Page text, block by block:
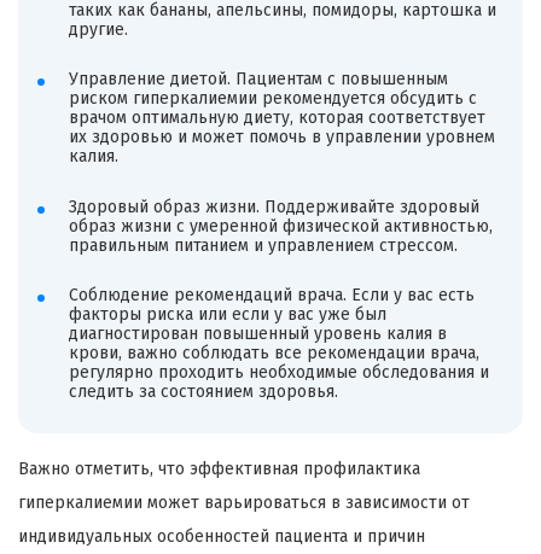
таких как бананы, апельсины, помидоры, картошка и
другие.
Управление диетой. Пациентам с повышенным
риском гиперкалиемии рекомендуется обсудить с
врачом оптимальную диету, которая соответствует
их здоровью и может помочь в управлении уровнем
калия.
Здоровый образ жизни. Поддерживайте здоровый
образ жизни с умеренной физической активностью,
правильным питанием и управлением стрессом.
Соблюдение рекомендаций врача. Если у вас есть
факторы риска или если у вас уже был
диагностирован повышенный уровень калия в
крови, важно соблюдать все рекомендации врача,
регулярно проходить необходимые обследования и
следить за состоянием здоровья.
Важно отметить, что эффективная профилактика
гиперкалиемии может варьироваться в зависимости от
индивидуальных особенностей пациента и причин